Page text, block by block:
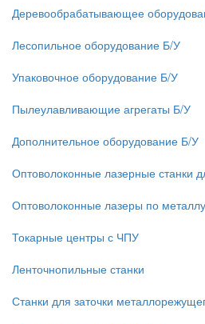
Деревообрабатывающее
Лесопильное оборудование Б/У
Упаковочное оборудование Б/У
Пылеулавливающие агрегаты Б/У
Дополнительное оборудование Б/У
Оптоволоконные лазерные станки
Оптоволоконные лазеры по металлу
Токарные центры с ЧПУ
Ленточнопильные станки
Станки для заточки